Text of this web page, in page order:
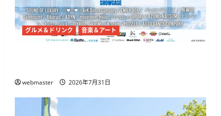
グルメ＆ドリンク 音楽＆アート
webmaster 2026年7月31日